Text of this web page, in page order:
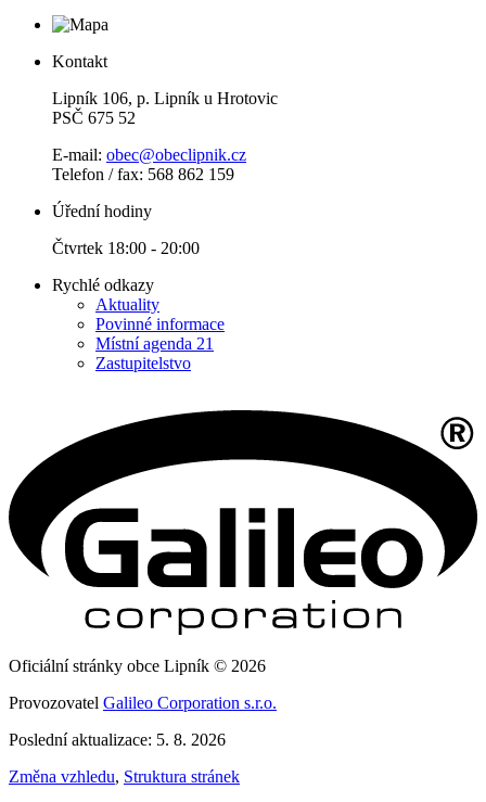
Kontakt
Lipník 106, p. Lipník u Hrotovic
PSČ 675 52
E-mail: obec@obeclipnik.cz
Telefon / fax: 568 862 159
Úřední hodiny
Čtvrtek 18:00 - 20:00
Rychlé odkazy
Aktuality
Povinné informace
Místní agenda 21
Zastupitelstvo
Oficiální stránky obce Lipník © 2026
Provozovatel Galileo Corporation s.r.o.
Poslední aktualizace: 5. 8. 2026
Změna vzhledu, Struktura stránek